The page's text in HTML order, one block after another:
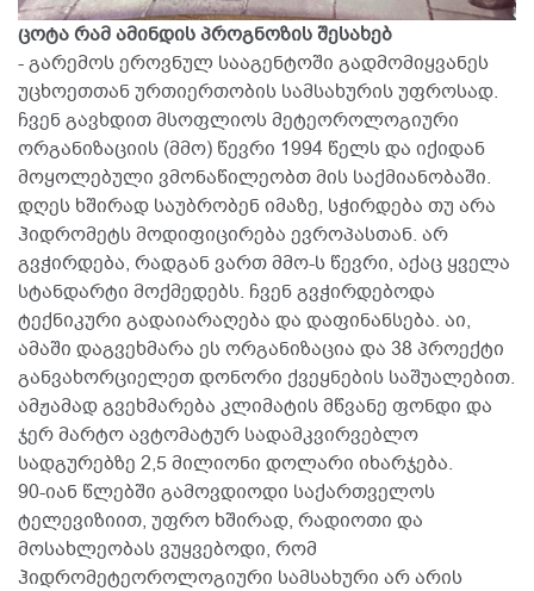
ცოტა რამ ამინდის პროგნოზის შესახებ
- გარემოს ეროვნულ სააგენტოში გადმომიყვანეს
უცხოეთთან ურთიერთობის სამსახურის უფროსად.
ჩვენ გავხდით მსოფლიოს მეტეოროლოგიური
ორგანიზაციის (მმო) წევრი 1994 წელს და იქიდან
მოყოლებული ვმონაწილეობთ მის საქმიანობაში.
დღეს ხშირად საუბრობენ იმაზე, სჭირდება თუ არა
ჰიდრომეტს მოდიფიცირება ევროპასთან. არ
გვჭირდება, რადგან ვართ მმო-ს წევრი, აქაც ყველა
სტანდარტი მოქმედებს. ჩვენ გვჭირდებოდა
ტექნიკური გადაიარაღება და დაფინანსება. აი,
ამაში დაგვეხმარა ეს ორგანიზაცია და 38 პროექტი
განვახორციელეთ დონორი ქვეყნების საშუალებით.
ამჟამად გვეხმარება კლიმატის მწვანე ფონდი და
ჯერ მარტო ავტომატურ სადამკვირვებლო
სადგურებზე 2,5 მილიონი დოლარი იხარჯება.
90-იან წლებში გამოვდიოდი საქართველოს
ტელევიზიით, უფრო ხშირად, რადიოთი და
მოსახლეობას ვუყვებოდი, რომ
ჰიდრომეტეოროლოგიური სამსახური არ არის